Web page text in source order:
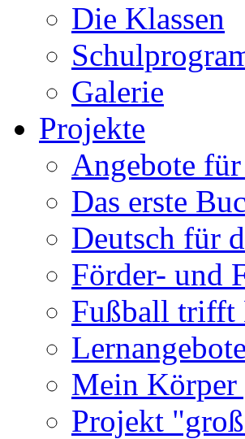
Die Klassen
Galerie
Projekte
Angebote
Das erste
Deutsch für
Förder- und
Fußball trifft
Mein
Projekt